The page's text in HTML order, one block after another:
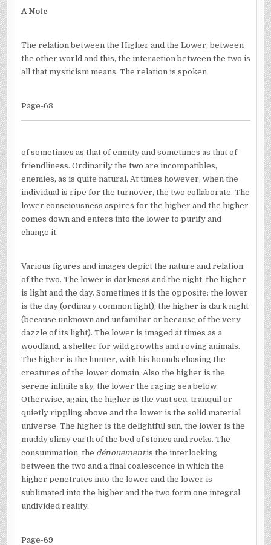
A Note
The relation between the Higher and the Lower, between
the other world and this, the interaction between the two is
all that mysticism means. The relation is spoken
Page-68
of sometimes as that of enmity and sometimes as that of
friendliness. Ordinarily the two are incompatibles,
enemies, as is quite natural. At times however, when the
individual is ripe for the turnover, the two collaborate. The
lower consciousness aspires for the higher and the higher
comes down and enters into the lower to purify and
change it.
Various figures and images depict the nature and relation
of the two. The lower is darkness and the night, the higher
is light and the day. Sometimes it is the opposite: the lower
is the day (ordinary common light), the higher is dark night
(because unknown and unfamiliar or because of the very
dazzle of its light). The lower is imaged at times as a
woodland, a shelter for wild growths and roving animals.
The higher is the hunter, with his hounds chasing the
creatures of the lower domain. Also the higher is the
serene infinite sky, the lower the raging sea below.
Otherwise, again, the higher is the vast sea, tranquil or
quietly rippling above and the lower is the solid material
universe. The higher is the delightful sun, the lower is the
muddy slimy earth of the bed of stones and rocks. The
consummation, the dénouementis the interlocking
between the two and a final coalescence in which the
higher penetrates into the lower and the lower is
sublimated into the higher and the two form one integral
undivided reality.
Page-69